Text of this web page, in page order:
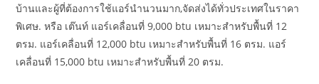
บ้านและผู้ที่ต้องการใช้แอร์นำนวนมาก,จัดส่งได้ทั่วประเทศในราคา
พิเศษ. หรือ เต๊นท์ แอร์เคลื่อนที่ 9,000 btu เหมาะสำหรับพื้นที่ 12
ตรม. แอร์เคลื่อนที่ 12,000 btu เหมาะสำหรับพื้นที่ 16 ตรม. แอร์
เคลื่อนที่ 15,000 btu เหมาะสำหรับพื้นที่ 20 ตรม.